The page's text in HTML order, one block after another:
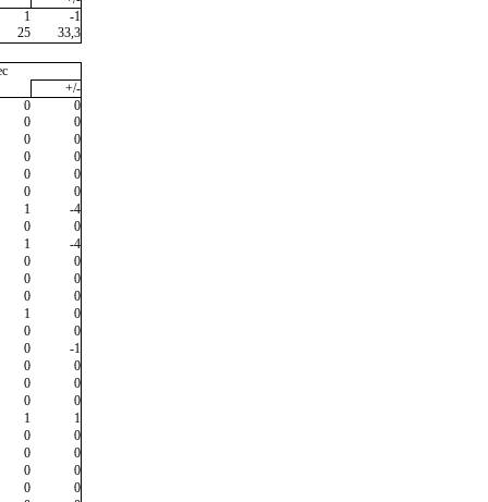
1
-1
25
33,3
+/-
0
0
0
0
0
0
0
0
0
0
0
0
1
-4
0
0
1
-4
0
0
0
0
0
0
1
0
0
0
0
-1
0
0
0
0
0
0
1
1
0
0
0
0
0
0
0
0